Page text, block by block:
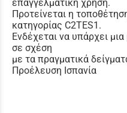
επαγγελματική χρήση.
Προτείνεται η
κατηγορίας C2TES1.
Ενδέχεται να υπάρχει
σε σχέση
με τα πραγματικά
Προέλευση Ισπανία